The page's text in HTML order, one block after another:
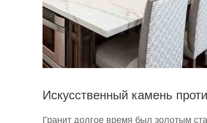
Искусственный камень
Гранит долгое время был золотым